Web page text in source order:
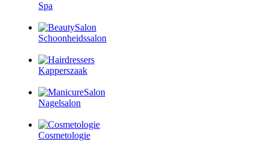
Spa
Schoonheidssalon
Kapperszaak
Nagelsalon
Cosmetologie